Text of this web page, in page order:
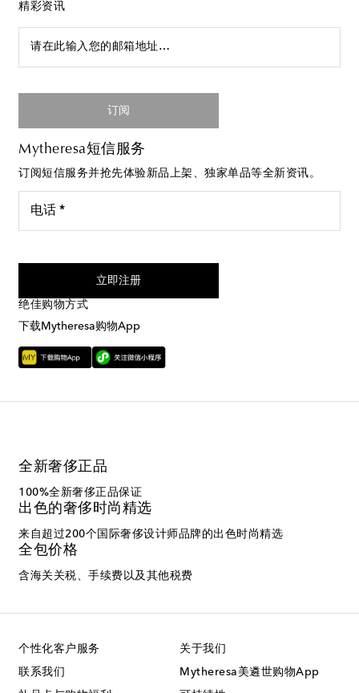
精彩资讯
请在此输入您的邮箱地址…
订阅
Mytheresa短信服务
订阅短信服务并抢先体验新品上架、独家单品等全新资讯。
电话 *
立即注册
绝佳购物方式
下载Mytheresa购物App
全新奢侈正品
100%全新奢侈正品保证
出色的奢侈时尚精选
来自超过200个国际奢侈设计师品牌的出色时尚精选
全包价格
含海关关税、手续费以及其他税费
个性化客户服务
联系我们
关于我们
Mytheresa美遴世购物App